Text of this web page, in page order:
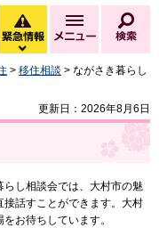
緊急情報
緊急情報を開く
メニュー
> 移住相談 > ながさき暮らし
更新日：2026年8月6日
し相談会では、大村市の魅
話すことができます。大村
お待ちしています。